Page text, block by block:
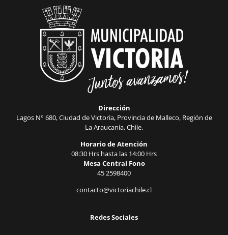
Dirección
Lagos N° 680, Ciudad de Victoria, Provincia de Malleco, Región de
La Araucanía, Chile.
Horario de Atención
08:30 Hrs hasta las 14:00 Hrs
Mesa Central Fono
45 2598400
contacto@victoriachile.cl
Redes Sociales